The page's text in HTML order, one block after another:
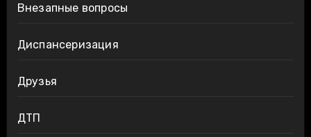
Внезапные вопросы
Диспансеризация
Друзья
ДТП